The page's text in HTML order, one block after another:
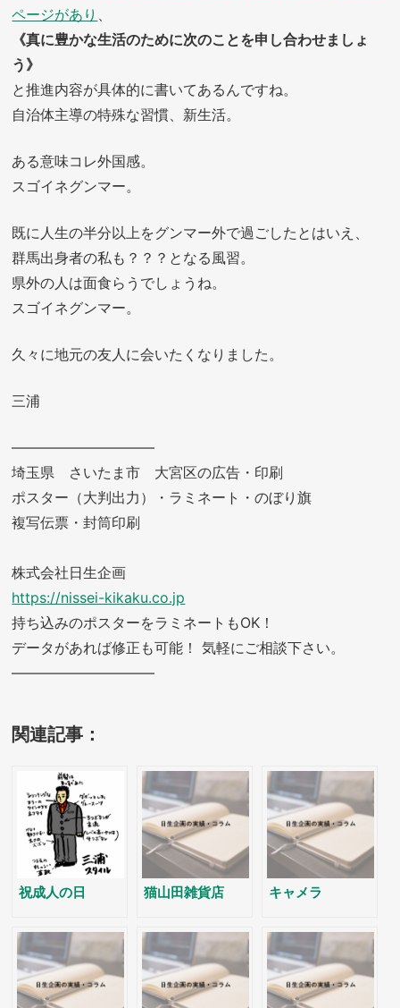
ページがあり
《真に豊かな生活のために次のことを申し合わせましょ
う》
と推進内容が具体的に書いてあるんですね。
自治体主導の特殊な習慣、新生活。
ある意味コレ外国感。
スゴイネグンマー。
既に人生の半分以上をグンマー外で過ごしたとはいえ、
群馬出身者の私も？？？となる風習。
県外の人は面食らうでしょうね。
スゴイネグンマー。
久々に地元の友人に会いたくなりました。
三浦
——————————
埼玉県 さいたま市 大宮区の広告・印刷
ポスター（大判出力）・ラミネート・のぼり旗
複写伝票・封筒印刷
株式会社日生企画
https://nissei-kikaku.co.jp
持ち込みのポスターをラミネートもOK！
データがあれば修正も可能！ 気軽にご相談下さい。
——————————
関連記事：
祝成人の日 猫山田雑貨店 キャメラ